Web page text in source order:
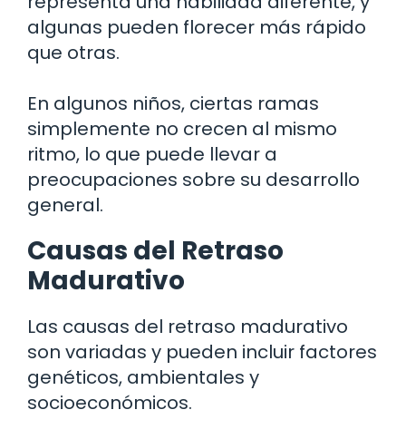
algunas pueden florecer más rápido
que otras.
En algunos niños, ciertas ramas
simplemente no crecen al mismo
ritmo, lo que puede llevar a
preocupaciones sobre su desarrollo
general.
Causas del Retraso
Madurativo
Las causas del retraso madurativo
son variadas y pueden incluir factores
genéticos, ambientales y
socioeconómicos.